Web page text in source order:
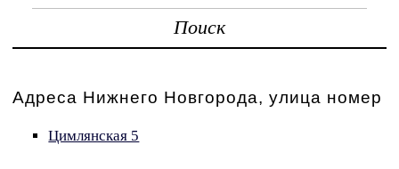
Поиск
Адреса Нижнего Новгорода, улица номер
Цимлянская 5